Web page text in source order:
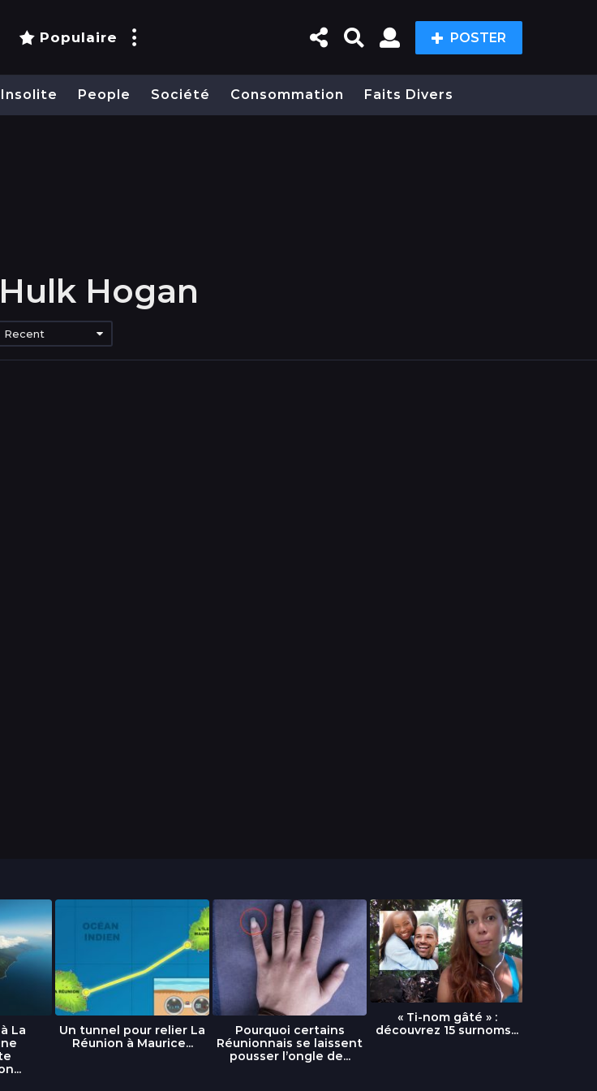
Populaire POSTER
Insolite People Société Consommation Faits Divers
Hogan
Recent
La
Un tunnel pour relier La
Réunion à Maurice...
Pourquoi certains
Réunionnais se laissent
pousser l’ongle de...
« Ti-nom gâté » :
découvrez 15 surnoms...